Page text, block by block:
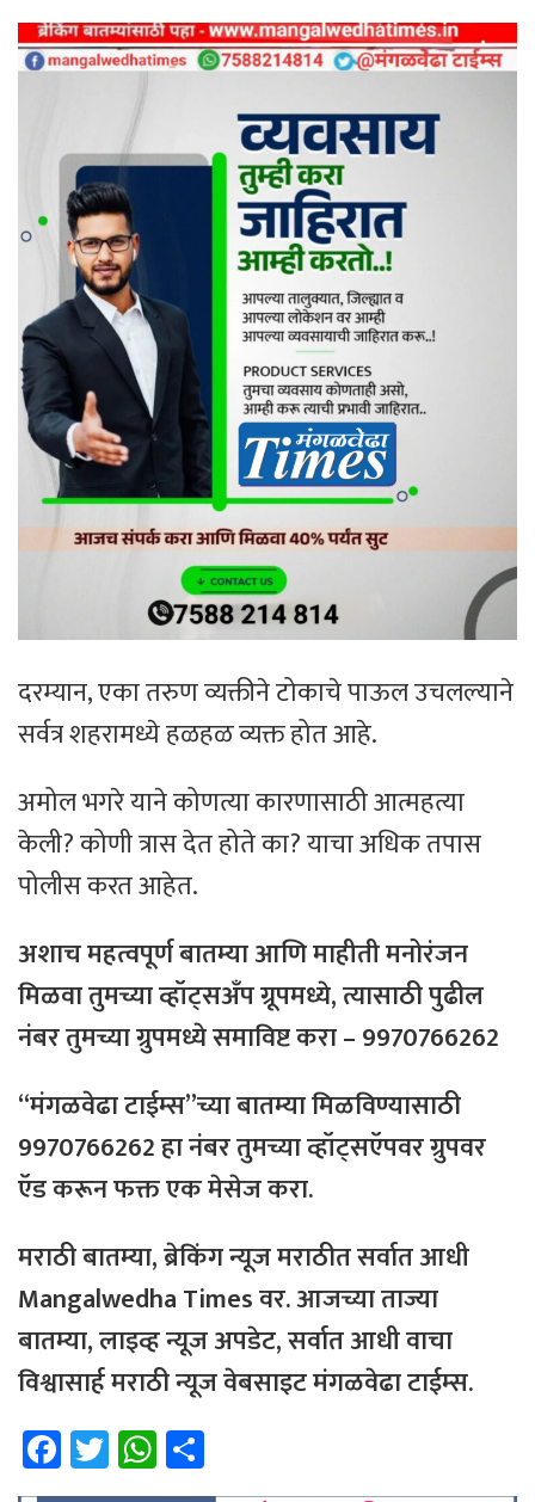
दरम्यान, एका तरुण व्यक्तीने टोकाचे पाऊल उचलल्याने
सर्वत्र शहरामध्ये हळहळ व्यक्त होत आहे.
अमोल भगरे याने कोणत्या कारणासाठी आत्महत्या
केली? कोणी त्रास देत होते का? याचा अधिक तपास
पोलीस करत आहेत.
अशाच महत्वपूर्ण बातम्या आणि माहीती मनोरंजन
मिळवा तुमच्या व्हॉट्सअँप ग्रूपमध्ये, त्यासाठीपुढील
नंबरतुमच्याग्रुपमध्येसमाविष्टकरा – 9970766262
“मंगळवेढा टाईम्स”च्या बातम्या मिळविण्यासाठी
9970766262 हा नंबर तुमच्या व्हॉट्सऍपवर ग्रुपवर
ऍड करून फक्त एक मेसेज करा.
मराठी बातम्या, ब्रेकिंग न्यूज मराठीत सर्वात आधी
Mangalwedha Times वर. आजच्या ताज्या
बातम्या, लाइव्ह न्यूज अपडेट, सर्वात आधी वाचा
विश्वासार्ह मराठी न्यूज वेबसाइट मंगळवेढा टाईम्स.
Fa
ce
T
wi
W
h ar